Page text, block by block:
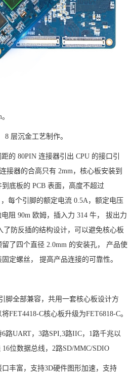
8 层沉金工艺制作。
的 80PIN 连接器引出 CPU 的接口引
接器的合高只有 2mm，核心板安装到
底板的 PCB 表面，高度不超过
每个引脚的额定电流 0.5A，额定电压
阻 90m 欧姆，插入力 314 牛， 拔出力
了防反插的结构设计，可以避免核心板
了四个直径 2.0mm 的安装孔， 产品使
定螺丝， 提高产品连接的可靠性。
引脚全部兼容，共用一套核心板设计方
FET4418-C核心板升级为FET6818-C。
6路UART，3路SPI,3路IIC，1路千兆以
位数据总线，2路SD/MMC/SDIO
口丰富，支持3D硬件图形加速，支持